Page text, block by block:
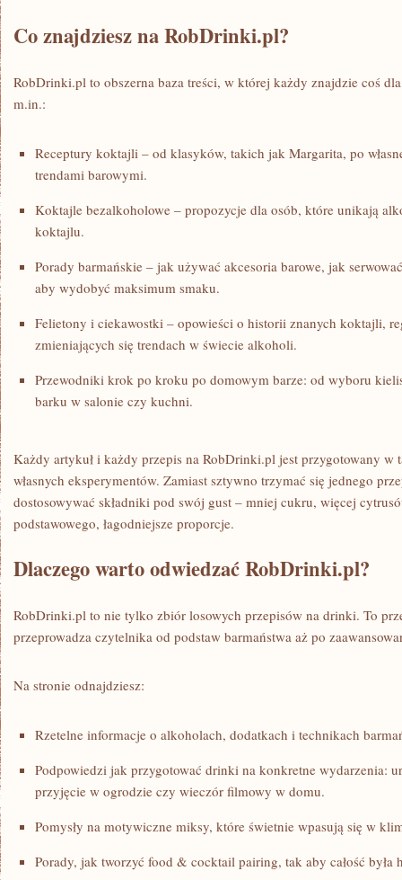
Co znajdziesz na RobDrinki.pl?
RobDrinki.pl to obszerna baza treści, w której każdy znajdzie coś
m.in.:
Receptury koktajli – od klasyków, takich jak Margarita, po
trendami barowymi.
Koktajle bezalkoholowe – propozycje dla osób, które unikają
koktajlu.
Porady barmańskie – jak używać akcesoria barowe, jak
aby wydobyć maksimum smaku.
Felietony i ciekawostki – opowieści o historii znanych koktajli,
zmieniających się trendach w świecie alkoholi.
Przewodniki krok po kroku po domowym barze: od wyboru
barku w salonie czy kuchni.
Każdy artykuł i każdy przepis na RobDrinki.pl jest przygotowany w
własnych eksperymentów. Zamiast sztywno trzymać się jednego
dostosowywać składniki pod swój gust – mniej cukru, więcej
podstawowego, łagodniejsze proporcje.
Dlaczego warto odwiedzać RobDrinki.pl?
RobDrinki.pl to nie tylko zbiór losowych przepisów na drinki. To
przeprowadza czytelnika od podstaw barmaństwa aż po
Na stronie odnajdziesz:
Rzetelne informacje o alkoholach, dodatkach i technikach
Podpowiedzi jak przygotować drinki na konkretne wydarzenia:
przyjęcie w ogrodzie czy wieczór filmowy w domu.
Pomysły na motywiczne miksy, które świetnie wpasują się w
Porady, jak tworzyć food & cocktail pairing, tak aby całość była